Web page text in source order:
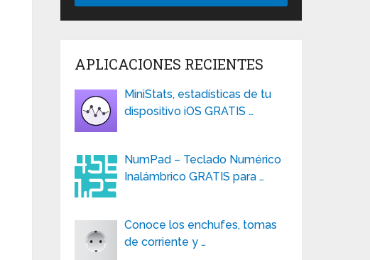
APLICACIONES RECIENTES
MiniStats, estadísticas de tu
dispositivo iOS GRATIS …
NumPad – Teclado Numérico
Inalámbrico GRATIS para …
Conoce los enchufes, tomas
de corriente y …